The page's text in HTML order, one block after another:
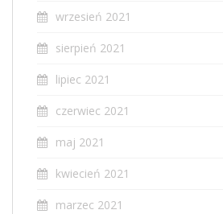
wrzesień 2021
sierpień 2021
lipiec 2021
czerwiec 2021
maj 2021
kwiecień 2021
marzec 2021